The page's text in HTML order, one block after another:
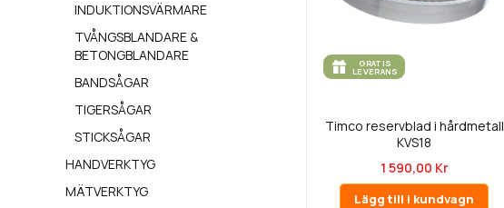
GRATIS
LEVERANS
Timco reservblad i hårdmetall
KVS18
1 590,00 Kr
Lägg till i kundvagn
INDUKTIONSVÄRMARE
TVÅNGSBLANDARE &
BETONGBLANDARE
BANDSÅGAR
TIGERSÅGAR
STICKSÅGAR
HANDVERKTYG
MÄTVERKTYG